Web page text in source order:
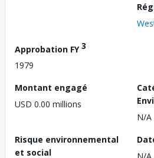
Approbation FY3
1979
Montant engagé
USD 0.00 millions
N/A
Risque environnemental
et social